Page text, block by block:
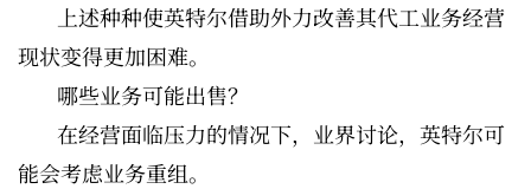
上述种种使英特尔借助外力改善其代工业务经营
现状变得更加困难。
哪些业务可能出售？
在经营面临压力的情况下，业界讨论，英特尔可
能会考虑业务重组。